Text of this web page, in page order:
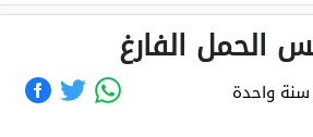
الفارغ
واحدة